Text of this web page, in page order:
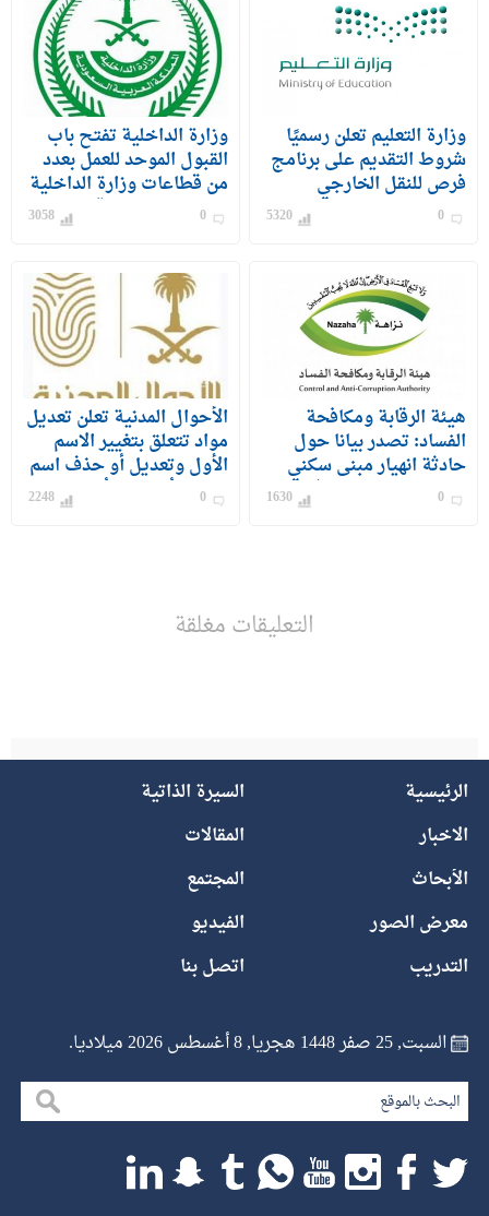
وزارة التعليم تعلن رسميًا
شروط التقديم على برنامج
فرص للنقل الخارجي
للمعلمين والمعلمات
0
5320
وزارة الداخلية تفتح باب
القبول الموحد للعمل بعدد
من قطاعات وزارة الداخلية
على رتبة وكيل رقيب –
جندي) للرجال
0
3058
هيئة الرقابة ومكافحة
الفساد: تصدر بيانا حول
حادثة انهيار مبنى سكني
بحي الفيصلية بمحافظة
جدة 0
1630
الأحوال المدنية تعلن تعديل
مواد تتعلق بتغيير الاسم
الأول وتعديل أو حذف اسم
الشهرة أو الفخذ أو القبيلة
0
2248
التعليقات مغلقة
الرئيسية
السيرة الذاتية
الاخبار
المقالات
الأبحاث
المجتمع
معرض الصور
الفيديو
التدريب
اتصل بنا
السبت, 25 صفر 1448 هجريا, 8 أغسطس 2026 ميلاديا.